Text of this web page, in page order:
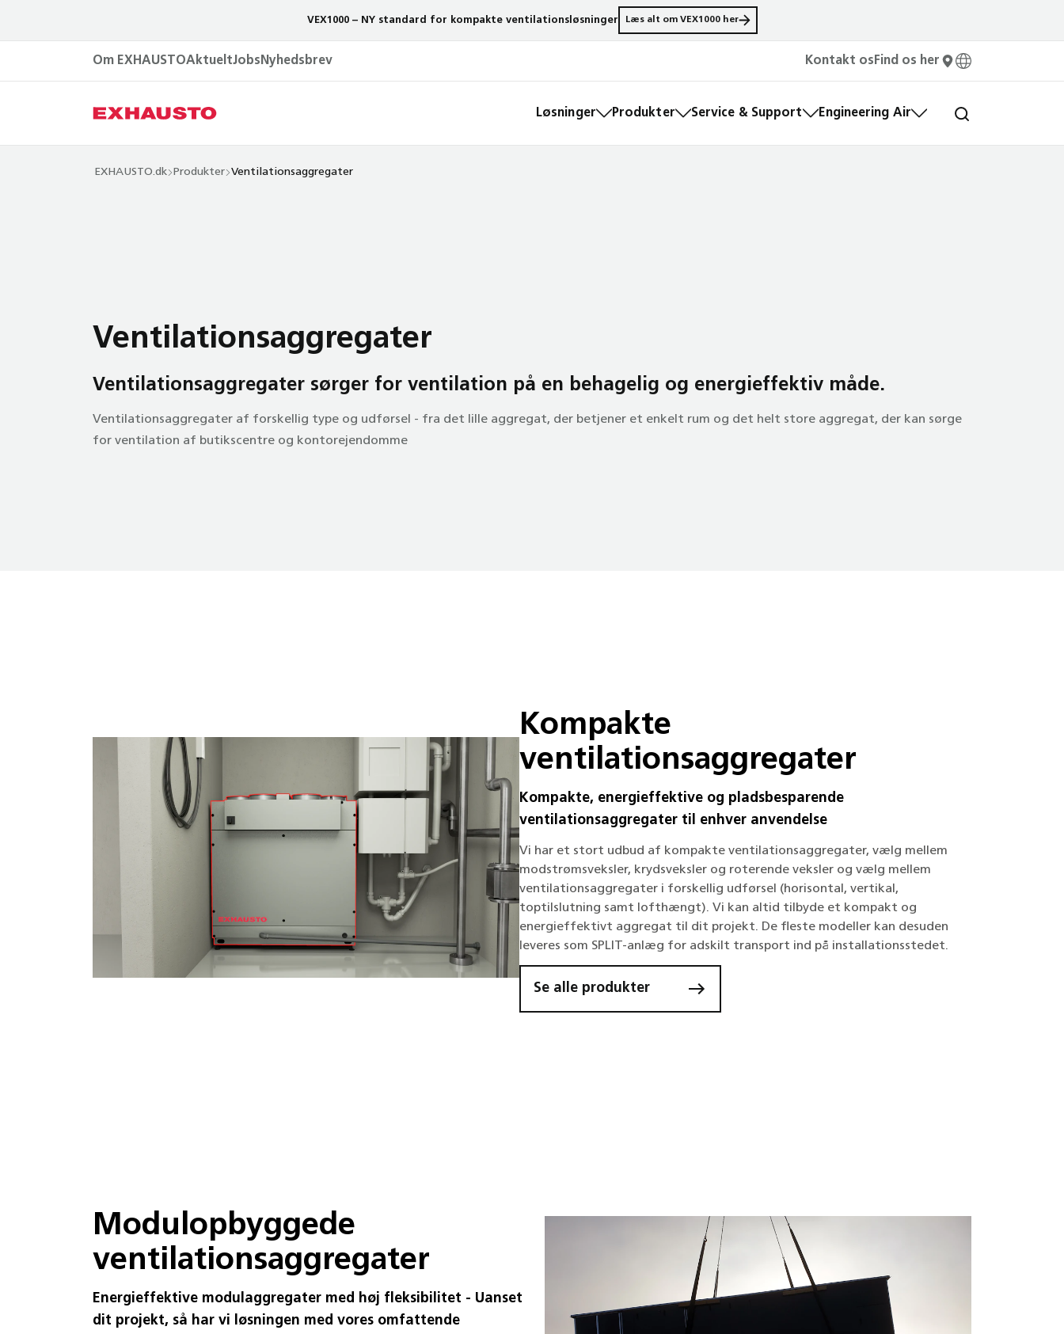
VEX1000 – NY standard for kompakte ventilationsløsninger Læs alt om VEX1000 her
Om EXHAUSTOAktueltJobs Nyhedsbrev Kontakt os Find os her
Løsninger Produkter Service & Support Engineering Air
EXHAUSTO.dk Produkter Ventilationsaggregater
Ventilations­aggregater
Ventilations­aggregater sørger for ventilation på en behagelig og energi­effektiv måde.
Ventilationsaggregater af forskellig type og udførsel - fra det lille aggregat, der betjener et enkelt rum og det helt store aggregat, der kan sørge
for ventilation af butikscentre og kontorejendomme
Kompakte
ventilationsaggregater
Kompakte, energieffektive og pladsbesparende
ventilationsaggregater til enhver anvendelse
Vi har et stort udbud af kompakte ventilationsaggregater, vælg mellem
modstrømsveksler, krydsveksler og roterende veksler og vælg mellem
ventilationsaggregater i forskellig udførsel (horisontal, vertikal,
toptilslutning samt lofthængt). Vi kan altid tilbyde et kompakt og
energieffektivt aggregat til dit projekt. De fleste modeller kan desuden
leveres som SPLIT-anlæg for adskilt transport ind på installationsstedet.
Se alle produkter
Modulopbyggede
ventilationsaggregater
Energieffektive modulaggregater med høj fleksibilitet - Uanset
dit projekt, så har vi løsningen med vores omfattende